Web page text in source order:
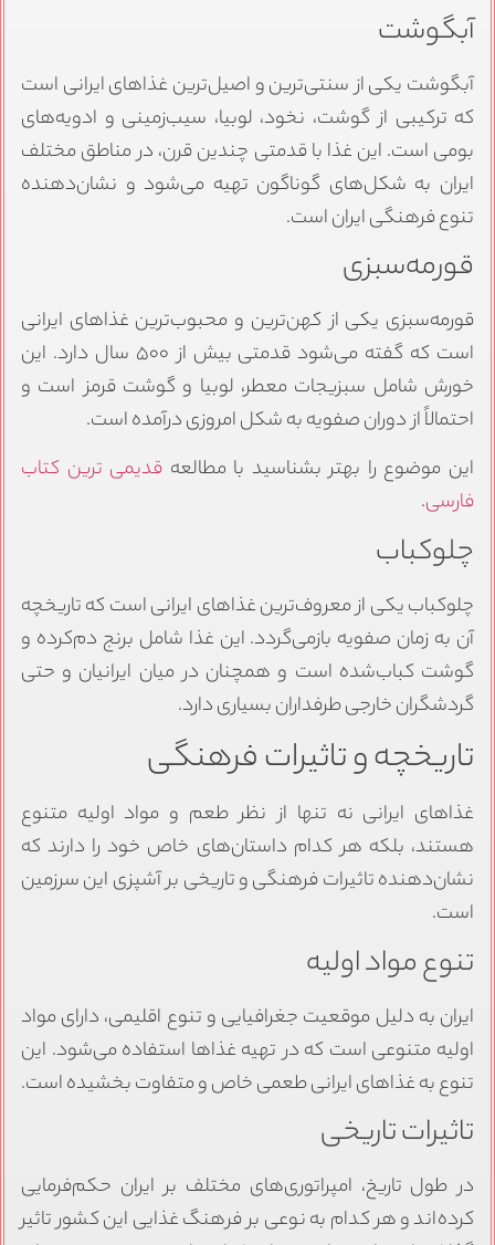
آبگوشت
آبگوشت یکی از سنتی‌ترین و اصیل‌ترین غذاهای ایرانی است
که ترکیبی از گوشت، نخود، لوبیا، سیب‌زمینی و ادویه‌های
بومی است. این غذا با قدمتی چندین قرن، در مناطق مختلف
ایران به شکل‌های گوناگون تهیه می‌شود و نشان‌دهنده
تنوع فرهنگی ایران است.
قورمه‌سبزی
قورمه‌سبزی یکی از کهن‌ترین و محبوب‌ترین غذاهای ایرانی
است که گفته می‌شود قدمتی بیش از ۵۰۰ سال دارد. این
خورش شامل سبزیجات معطر، لوبیا و گوشت قرمز است و
احتمالاً از دوران صفویه به شکل امروزی درآمده است.
این موضوع را بهتر بشناسید با مطالعه قدیمی ترین کتاب
فارسی.
چلوکباب
چلوکباب یکی از معروف‌ترین غذاهای ایرانی است که تاریخچه
آن به زمان صفویه بازمی‌گردد. این غذا شامل برنج دم‌کرده و
گوشت کباب‌شده است و همچنان در میان ایرانیان و حتی
گردشگران خارجی طرفداران بسیاری دارد.
تاریخچه و تاثیرات فرهنگی
غذاهای ایرانی نه تنها از نظر طعم و مواد اولیه متنوع
هستند، بلکه هر کدام داستان‌های خاص خود را دارند که
نشان‌دهنده تاثیرات فرهنگی و تاریخی بر آشپزی این سرزمین
است.
تنوع مواد اولیه
ایران به دلیل موقعیت جغرافیایی و تنوع اقلیمی، دارای مواد
اولیه متنوعی است که در تهیه غذاها استفاده می‌شود. این
تنوع به غذاهای ایرانی طعمی خاص و متفاوت بخشیده است.
تاثیرات تاریخی
در طول تاریخ، امپراتوری‌های مختلف بر ایران حکم‌فرمایی
کرده‌اند و هر کدام به نوعی بر فرهنگ غذایی این کشور تاثیر